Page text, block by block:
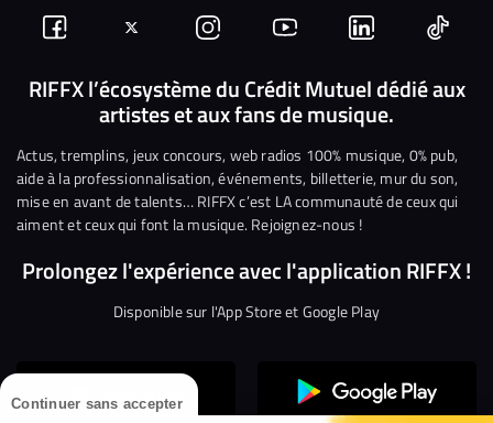
Continuer sans accepter
Suivez-
nous
Facebook
Suivez-
nous
sur
Twitter
Nous
rejoindre
sur
Instagram
Nous
rejoindre
sur
YouTube
Nous
rejoindre
sur
Linkedin
Nous
RIFFX l’écosystème du Crédit Mutuel dédié aux
artistes et aux fans de musique.
Actus, tremplins, jeux concours, web radios 100% musique, 0% pub,
aide à la professionnalisation, événements, billetterie, mur du son,
mise en avant de talents… RIFFX c’est LA communauté de ceux qui
aiment et ceux qui font la musique. Rejoignez-nous !
Prolongez l'expérience avec l'application RIFFX !
Disponible sur l'App Store et Google Play